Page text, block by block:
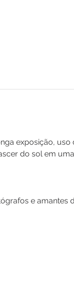
exposição,
do sol em
e amantes